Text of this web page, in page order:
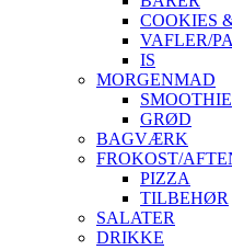
COOKIES
VAFLER/
IS
MORGENMAD
SMOOTHIE
GRØD
BAGVÆRK
FROKOST/
PIZZA
TILBEHØR
SALATER
DRIKKE